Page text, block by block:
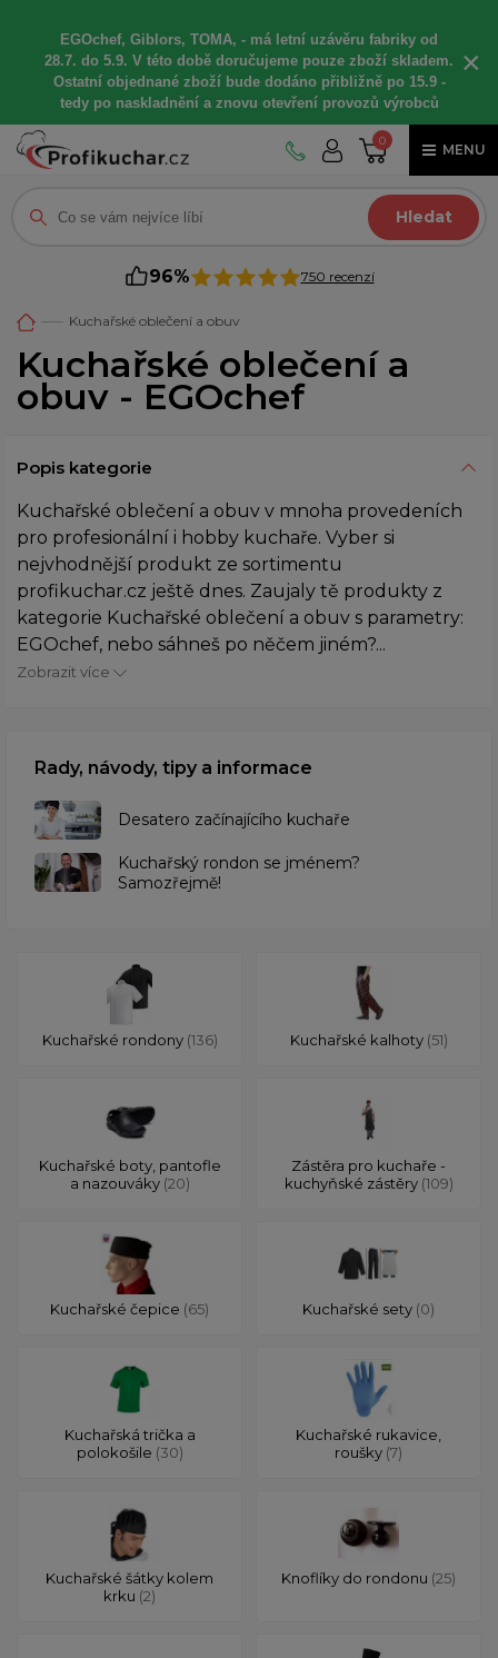
EGOchef, Giblors, TOMA, - má letní uzávěru fabriky od
28.7. do 5.9. V této době doručujeme pouze zboží skladem.
Ostatní objednané zboží bude dodáno přibližně po 15.9 -
tedy po naskladnění a znovu otevření provozů výrobců
×
0
MENU
Hledat
96% 750 recenzí
Kuchařské oblečení a obuv
Kuchařské oblečení a
obuv - EGOchef
Popis kategorie
Kuchařské oblečení a obuv v mnoha provedeních
pro profesionální i hobby kuchaře. Vyber si
nejvhodnější produkt ze sortimentu
profikuchar.cz ještě dnes. Zaujaly tě produkty z
kategorie Kuchařské oblečení a obuv s parametry:
EGOchef, nebo sáhneš po něčem jiném?...
Zobrazit více
Rady, návody, tipy a informace
Desatero začínajícího kuchaře
Kuchařský rondon se jménem?
Samozřejmě!
Kuchařské rondony (136) Kuchařské kalhoty (51)
Kuchařské boty, pantofle
a nazouváky (20)
Zástěra pro kuchaře -
kuchyňské zástěry (109)
Kuchařské čepice (65) Kuchařské sety (0)
Kuchařská trička a
polokošile (30)
Kuchařské rukavice,
roušky (7)
Kuchařské šátky kolem
krku (2)
Knoflíky do rondonu (25)